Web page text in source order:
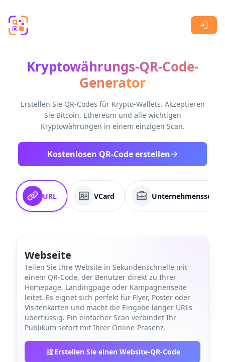
Kryptowährungs-QR-Code-
Generator
Erstellen Sie QR-Codes für Krypto-Wallets. Akzeptieren
Sie Bitcoin, Ethereum und alle wichtigen
Kryptowährungen in einem einzigen Scan.
Kostenlosen QR-Code erstellen
URL VCard Unternehmensseite
Webseite
Teilen Sie Ihre Website in Sekundenschnelle mit
einem QR-Code, der Benutzer direkt zu Ihrer
Homepage, Landingpage oder Kampagnenseite
leitet. Es eignet sich perfekt für Flyer, Poster oder
Visitenkarten und macht die Eingabe langer URLs
überflüssig. Ein einfacher Scan verbindet Ihr
Publikum sofort mit Ihrer Online-Präsenz.
Erstellen Sie einen Website-QR-Code